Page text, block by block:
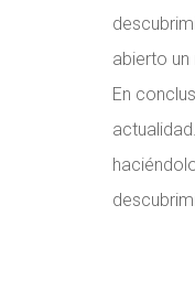
abierto
En